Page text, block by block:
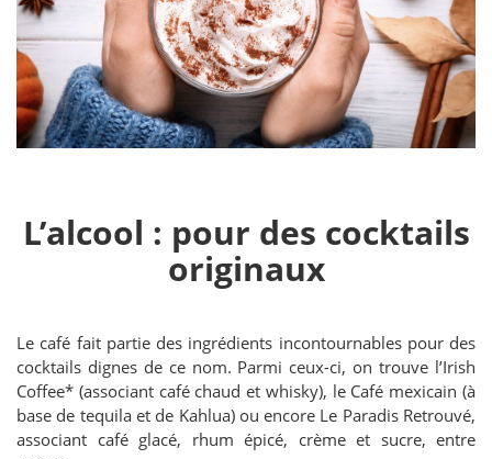
L’alcool : pour des cocktails
originaux
Le café fait partie des ingrédients incontournables pour des
cocktails dignes de ce nom. Parmi ceux-ci, on trouve l’Irish
Coffee* (associant café chaud et whisky), le Café mexicain (à
base de tequila et de Kahlua) ou encore Le Paradis Retrouvé,
associant café glacé, rhum épicé, crème et sucre, entre